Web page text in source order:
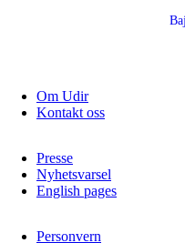
Om Udir
Kontakt oss
Presse
Nyhetsvarsel
English pages
Personvern